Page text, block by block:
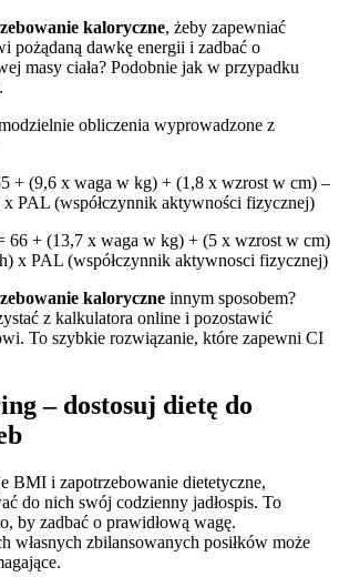
kaloryczne, żeby zapewniać
pożądaną dawkę energii i zadbać o
masy ciała? Podobnie jak w przypadku
obliczenia wyprowadzone z
+ (9,6 x waga w kg) + (1,8 x wzrost w cm) –
PAL (współczynnik aktywności fizycznej)
66 + (13,7 x waga w kg) + (5 x wzrost w cm)
x PAL (współczynnik aktywnosci fizycznej)
kaloryczne innym sposobem?
z kalkulatora online i pozostawić
To szybkie rozwiązanie, które zapewni CI
– dostosuj dietę do
BMI i zapotrzebowanie dietetyczne,
do nich swój codzienny jadłospis. To
by zadbać o prawidłową wagę.
własnych zbilansowanych posiłków może